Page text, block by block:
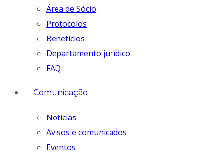
Área de Sócio
Protocolos
Benefícios
Departamento jurídico
FAQ
Comunicação
Notícias
Avisos e comunicados
Eventos